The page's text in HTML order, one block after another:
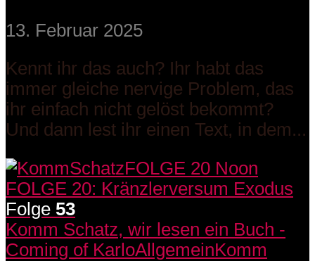
13. Februar 2025
Kennt ihr das auch? Ihr habt das
immer gleiche nervige Problem, das
ihr einfach nicht gelöst bekommt?
Und dann lest ihr einen Text, in dem...
Folge 53
Komm Schatz, wir lesen ein Buch -
Coming of KarloAllgemeinKomm